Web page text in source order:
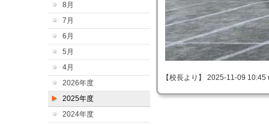
8月
7月
6月
5月
4月
2026年度
2025年度
2024年度
【校長より】 2025-11-09 10:45